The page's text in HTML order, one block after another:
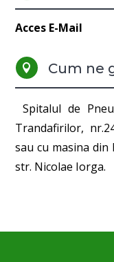
Acces E-Mail
 Cum ne
Spitalul de
Trandafirilor,
sau cu masina din
str. Nicolae Iorga.